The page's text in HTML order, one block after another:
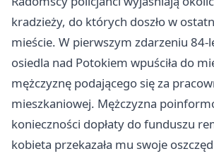
kradzieży, do których doszło w
mieście. W pierwszym zdarzeniu
osiedla nad Potokiem wpuściła do
mężczyznę podającego się za
mieszkaniowej. Mężczyzna
konieczności dopłaty do funduszu
kobieta przekazała mu swoje